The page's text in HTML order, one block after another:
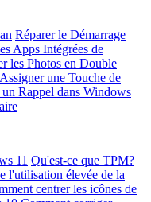
Réparer le Démarrage
Apps Intégrées de
les Photos en Double
Assigner une Touche de
un Rappel dans Windows
11 Qu'est-ce que TPM?
l'utilisation élevée de la
centrer les icônes de